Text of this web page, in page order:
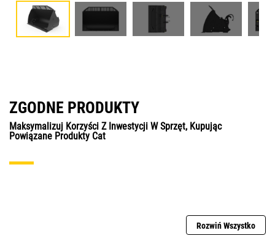
ZGODNE PRODUKTY
Maksymalizuj Korzyści Z Inwestycji W Sprzęt, Kupując
Powiązane Produkty Cat
Rozwiń Wszystko